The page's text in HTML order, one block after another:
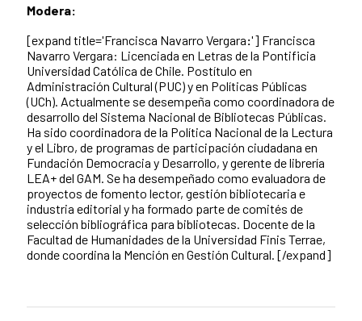
Modera:
[expand title='Francisca Navarro Vergara:'] Francisca
Navarro Vergara: Licenciada en Letras de la Pontificia
Universidad Católica de Chile. Postítulo en
Administración Cultural (PUC) y en Políticas Públicas
(UCh). Actualmente se desempeña como coordinadora de
desarrollo del Sistema Nacional de Bibliotecas Públicas.
Ha sido coordinadora de la Política Nacional de la Lectura
y el Libro, de programas de participación ciudadana en
Fundación Democracia y Desarrollo, y gerente de librería
LEA+ del GAM. Se ha desempeñado como evaluadora de
proyectos de fomento lector, gestión bibliotecaria e
industria editorial y ha formado parte de comités de
selección bibliográfica para bibliotecas. Docente de la
Facultad de Humanidades de la Universidad Finis Terrae,
donde coordina la Mención en Gestión Cultural. [/expand]